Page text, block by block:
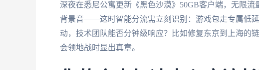
深夜在悉尼公寓更新《黑色沙漠》50GB客户端，无限
背景音——这时智能分流需立刻识别：游戏包走专属低
动，技术团队能否分钟级响应？比如修复东京到上海的
会领地战时显出真章。